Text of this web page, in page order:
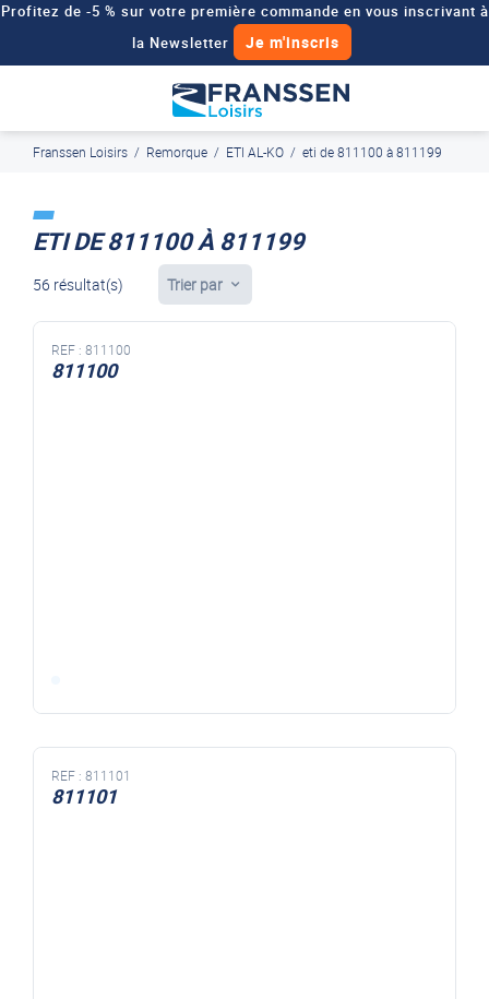
Profitez de -5 % sur votre première commande en vous inscrivant à
la Newsletter
Je m'inscris
Demander un devis
Paiement en ligne sécurisé, en 4x par Paypal
Franssen Loisirs / Remorque / ETI AL-KO / eti de 811100 à 811199
ETI DE 811100 À 811199
56 résultat(s) Trier par
REF : 811100
811100
REF : 811101
811101